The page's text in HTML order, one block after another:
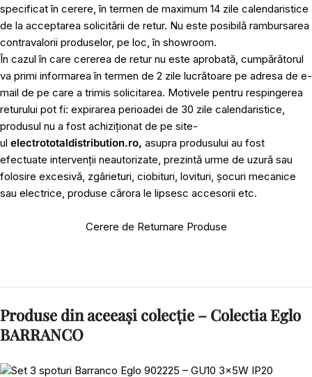
specificat în cerere, în termen de maximum 14 zile calendaristice
de la acceptarea solicitării de retur. Nu este posibilă rambursarea
contravalorii produselor, pe loc, în showroom.
În cazul în care cererea de retur nu este aprobată, cumpărătorul
va primi informarea în termen de 2 zile lucrătoare pe adresa de e-
mail de pe care a trimis solicitarea. Motivele pentru respingerea
returului pot fi: expirarea perioadei de 30 zile calendaristice,
produsul nu a fost achiziționat de pe site-
ul electrototaldistribution.ro, asupra produsului au fost
efectuate intervenții neautorizate, prezintă urme de uzură sau
folosire excesivă, zgârieturi, ciobituri, lovituri, șocuri mecanice
sau electrice, produse cărora le lipsesc accesorii etc.
Cerere de Returnare Produse
Produse din aceeași colecție – Colectia Eglo
BARRANCO